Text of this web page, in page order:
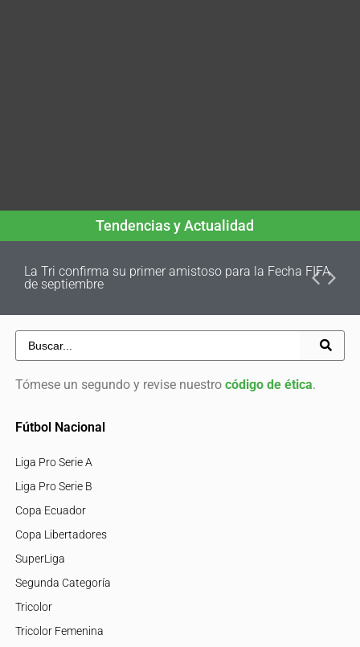
Tendencias y Actualidad
La Tri confirma su primer amistoso para la Fecha FIFA
de septiembre
Tómese un segundo y revise nuestro código de ética.
Fútbol Nacional
Liga Pro Serie A
Liga Pro Serie B
Copa Ecuador
Copa Libertadores
SuperLiga
Segunda Categoría
Tricolor
Tricolor Femenina